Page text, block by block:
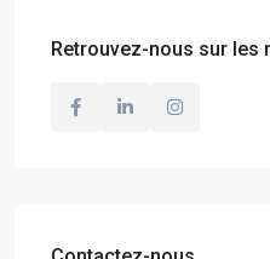
Retrouvez-nous sur les